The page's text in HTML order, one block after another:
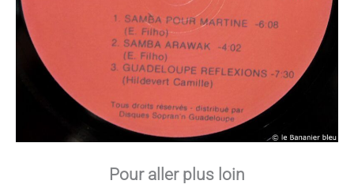
Pour aller plus loin